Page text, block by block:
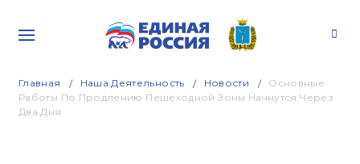
Главная Наша Деятельность Новости
Основные
Работы По Продлению Пешеходной Зоны Начнутся Через
Два Дня